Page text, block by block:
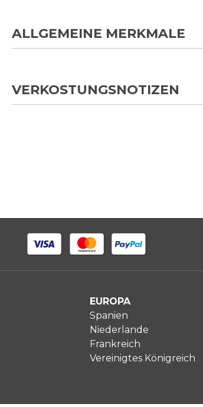
ALLGEMEINE MERKMALE
VERKOSTUNGSNOTIZEN
EUROPA
Spanien
Niederlande
Frankreich
Vereinigtes Königreich